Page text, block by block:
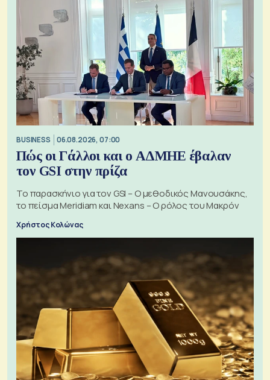
BUSINESS 06.08.2026, 07:00
Πώς οι Γάλλοι και ο ΑΔΜΗΕ έβαλαν
τον GSI στην πρίζα
Το παρασκήνιο για τον GSI – Ο μεθοδικός Μανουσάκης,
το πείσμα Meridiam και Nexans – Ο ρόλος του Μακρόν
Χρήστος Κολώνας